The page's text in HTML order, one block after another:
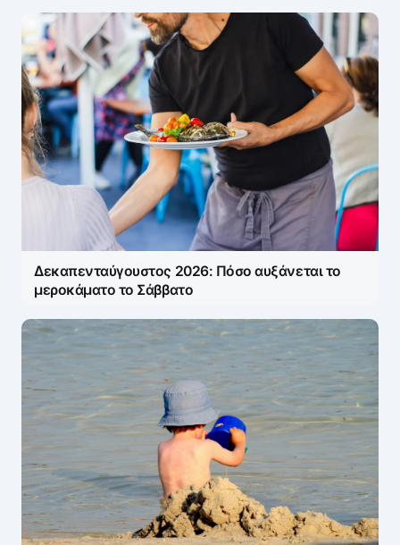
Δεκαπενταύγουστος 2026: Πόσο αυξάνεται το
μεροκάματο το Σάββατο